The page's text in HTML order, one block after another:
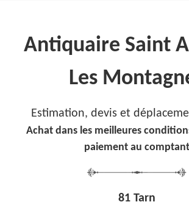
Antiquaire Saint
Les
Estimation, devis et
Achat dans les meilleures
paiement au comptant
81 Tarn